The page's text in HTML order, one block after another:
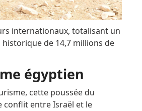
internationaux, totalisant un
de 14,7 millions de
égyptien
cette poussée du
conflit entre Israël et le